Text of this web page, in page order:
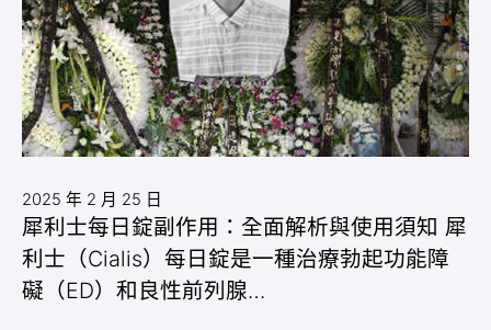
2025 年 2 月 25 日
犀利士每日錠副作用：全面解析與使用須知 犀
利士（Cialis）每日錠是一種治療勃起功能障
礙（ED）和良性前列腺…